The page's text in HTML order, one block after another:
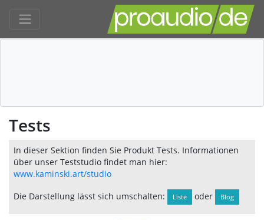
Tests
In dieser Sektion finden Sie Produkt Tests. Informationen
über unser Teststudio findet man hier:
www.kaminski.art/studio
Die Darstellung lässt sich umschalten:
Liste oder Blog